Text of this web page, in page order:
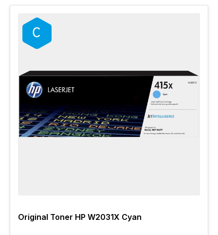
Original Toner HP W2031X Cyan